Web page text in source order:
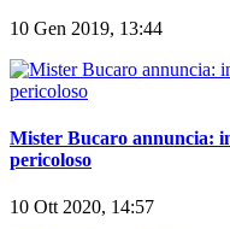
Mister Bucaro annuncia:
10 Ott 2020, 14:57